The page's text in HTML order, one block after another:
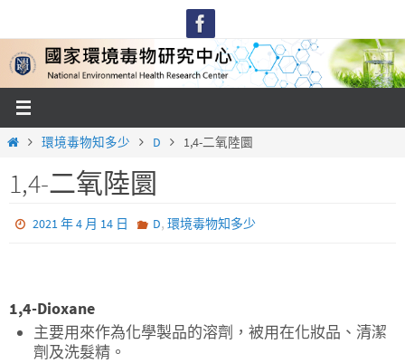
content
Home環境毒物知多少 D 1,4-二氧陸圜
1,4-二氧陸圜
2021 年 4 月 14 日 D, 環境毒物知多少
1,4-Dioxane
主要用來作為化學製品的溶劑，被用在化妝品、清潔
劑及洗髮精。